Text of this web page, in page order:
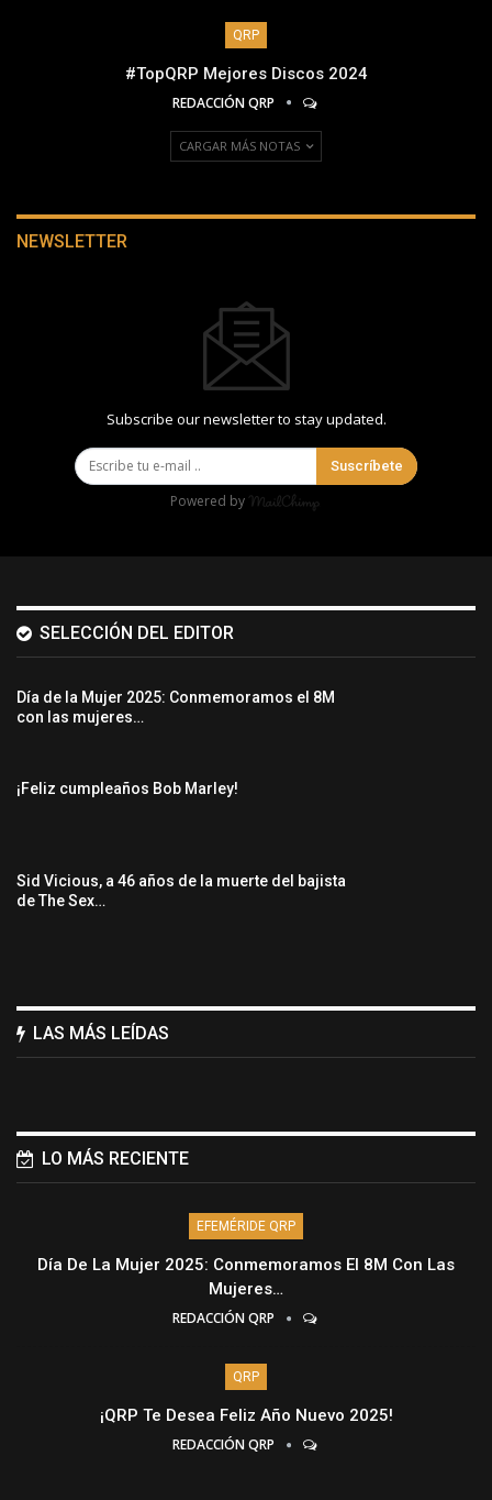
QRP
#TopQRP Mejores Discos 2024
REDACCIÓN QRP
CARGAR MÁS NOTAS
NEWSLETTER
Subscribe our newsletter to stay updated.
Suscríbete
Powered by
SELECCIÓN DEL EDITOR
Día de la Mujer 2025: Conmemoramos el 8M
con las mujeres…
¡Feliz cumpleaños Bob Marley!
Sid Vicious, a 46 años de la muerte del bajista
de The Sex…
LAS MÁS LEÍDAS
LO MÁS RECIENTE
EFEMÉRIDE QRP
Día De La Mujer 2025: Conmemoramos El 8M Con Las
Mujeres…
REDACCIÓN QRP
QRP
¡QRP Te Desea Feliz Año Nuevo 2025!
REDACCIÓN QRP